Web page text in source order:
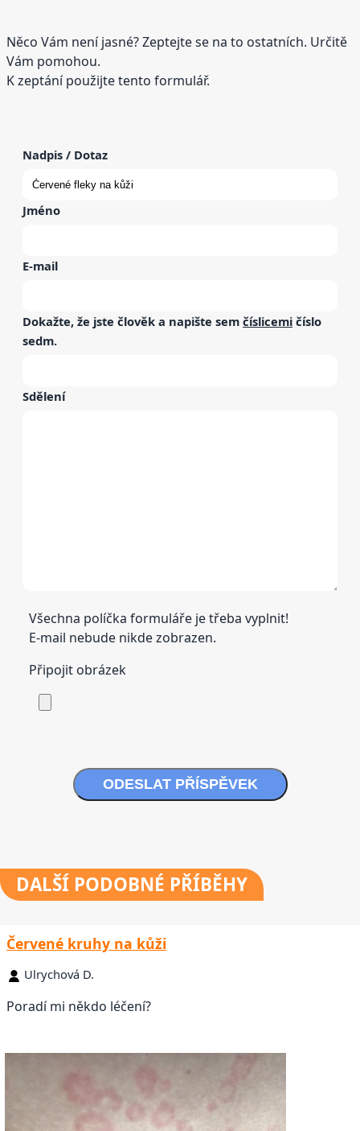
Něco Vám není jasné? Zeptejte se na to ostatních. Určitě
Vám pomohou.
K zeptání použijte tento formulář.
Nadpis / Dotaz
Jméno
E-mail
Dokažte, že jste člověk a napište sem číslicemi číslo
sedm.
Sdělení
Všechna políčka formuláře je třeba vyplnit!
E-mail nebude nikde zobrazen.
Připojit obrázek
ODESLAT PŘÍSPĚVEK
DALŠÍ PODOBNÉ PŘÍBĚHY
Červené kruhy na kůži
Ulrychová D.
Poradí mi někdo léčení?